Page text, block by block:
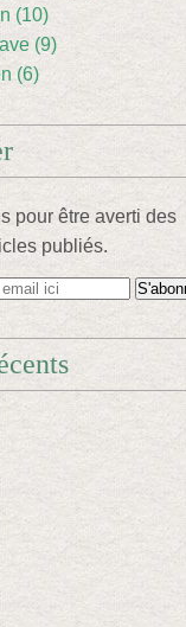
(10)
(9)
(6)
pour être averti des
publiés.